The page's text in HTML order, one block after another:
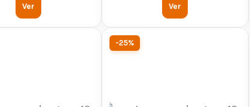
Ver Ver
-25%